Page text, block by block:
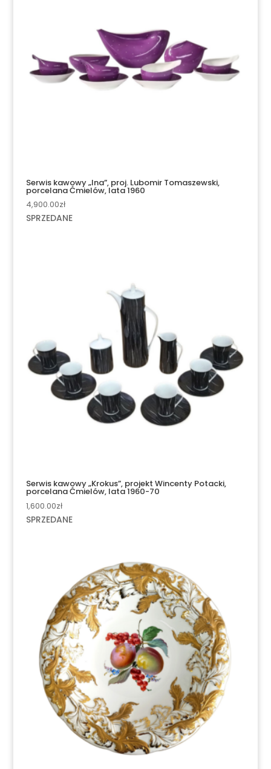
Serwis kawowy „Ina”, proj. Lubomir Tomaszewski,
porcelana Ćmielów, lata 1960
4,900.00zł
SPRZEDANE
Serwis kawowy „Krokus”, projekt Wincenty Potacki,
porcelana Ćmielów, lata 1960-70
1,600.00zł
SPRZEDANE